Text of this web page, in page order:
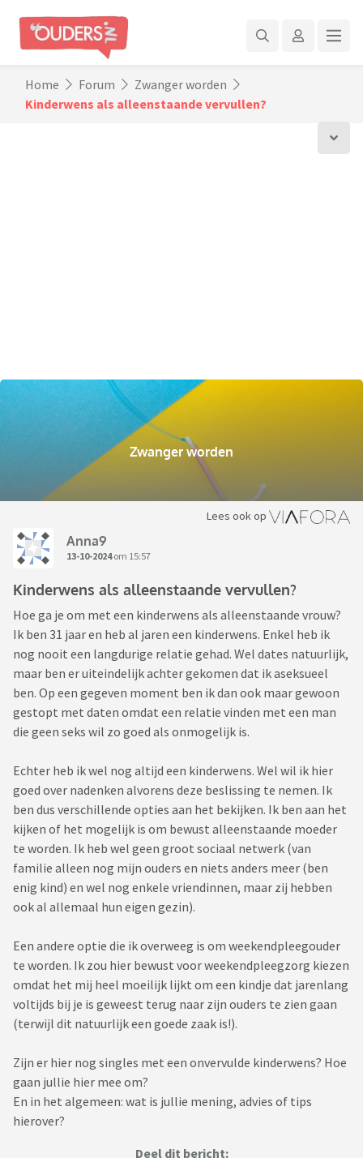
Home Forum
Zwanger worden
Kinderwens als alleenstaande vervullen?
Zwanger worden
Lees ook op
Anna9
13-10-2024om 15:57
Kinderwens als alleenstaande vervullen?
Hoe ga je om met een kinderwens als alleenstaande vrouw?
Ik ben 31 jaar en heb al jaren een kinderwens. Enkel heb ik
nog nooit een langdurige relatie gehad. Wel dates natuurlijk,
maar ben er uiteindelijk achter gekomen dat ik aseksueel
ben. Op een gegeven moment ben ik dan ook maar gewoon
gestopt met daten omdat een relatie vinden met een man
die geen seks wil zo goed als onmogelijk is.
Echter heb ik wel nog altijd een kinderwens. Wel wil ik hier
goed over nadenken alvorens deze beslissing te nemen. Ik
ben dus verschillende opties aan het bekijken. Ik ben aan het
kijken of het mogelijk is om bewust alleenstaande moeder
te worden. Ik heb wel geen groot sociaal netwerk (van
familie alleen nog mijn ouders en niets anders meer (ben
enig kind) en wel nog enkele vriendinnen, maar zij hebben
ook al allemaal hun eigen gezin).
Een andere optie die ik overweeg is om weekendpleegouder
te worden. Ik zou hier bewust voor weekendpleegzorg kiezen
omdat het mij heel moeilijk lijkt om een kindje dat jarenlang
voltijds bij je is geweest terug naar zijn ouders te zien gaan
(terwijl dit natuurlijk een goede zaak is!).
Zijn er hier nog singles met een onvervulde kinderwens? Hoe
gaan jullie hier mee om?
En in het algemeen: wat is jullie mening, advies of tips
hierover?
Deel dit bericht: